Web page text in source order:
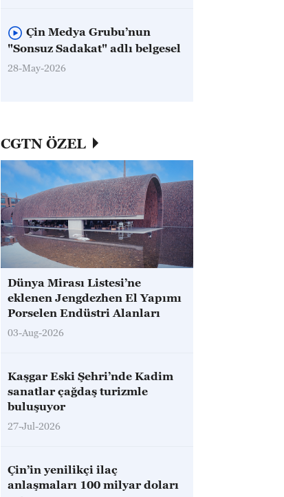
Çin Medya Grubu’nun
"Sonsuz Sadakat" adlı belgesel
28-May-2026
CGTN ÖZEL
Dünya Mirası Listesi’ne
eklenen Jengdezhen El Yapımı
Porselen Endüstri Alanları
03-Aug-2026
Kaşgar Eski Şehri’nde Kadim
sanatlar çağdaş turizmle
buluşuyor
27-Jul-2026
Çin’in yenilikçi ilaç
anlaşmaları 100 milyar doları